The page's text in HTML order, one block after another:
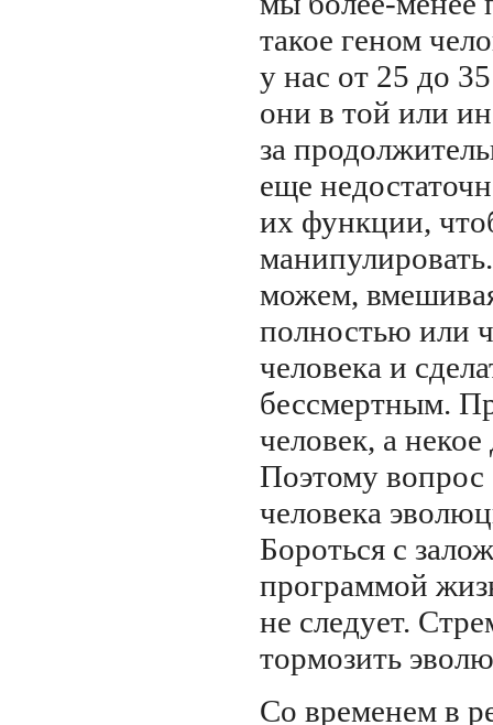
такое геном
у нас от 25 до
они в той или
за
еще
их функции,
можем,
полностью или
человека и
бессмертным.
человек, а
Поэтому вопрос
человека
Бороться с
программой
не следует.
тормозить
Со временем в